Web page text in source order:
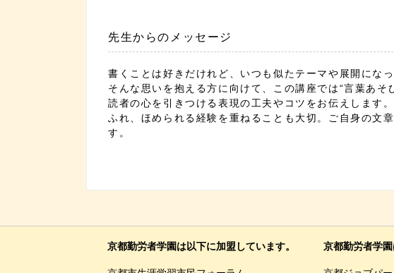
先生からのメッセージ
書くことは好きだけれど、いつも似たテーマや展開にな
そんな思いを抱える方に向けて、この講座では“言葉あそ
読者の心を引きつける表現の工夫やコツをお伝えします
ふれ、ほめられる経験を重ねることも大切。ご自身の文
す。
京都勤労者学園は以下に加盟しています。 京都勤労者学